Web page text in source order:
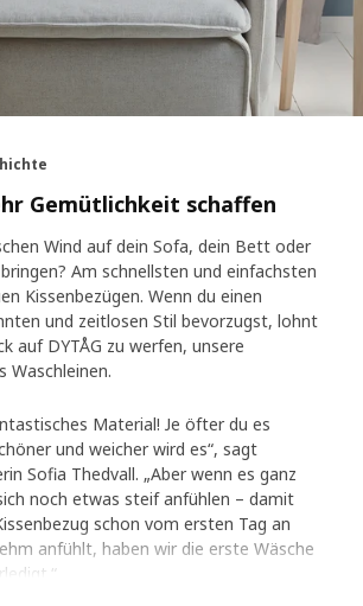
Gemütlichkeit schaffen
Wind auf dein Sofa, dein Bett oder
Am schnellsten und einfachsten
Kissenbezügen. Wenn du einen
und zeitlosen Stil bevorzugst, lohnt
auf DYTÅG zu werfen, unsere
Waschleinen.
Material! Je öfter du es
und weicher wird es“, sagt
Sofia Thedvall. „Aber wenn es ganz
noch etwas steif anfühlen – damit
schon vom ersten Tag an
anfühlt, haben wir die erste Wäsche